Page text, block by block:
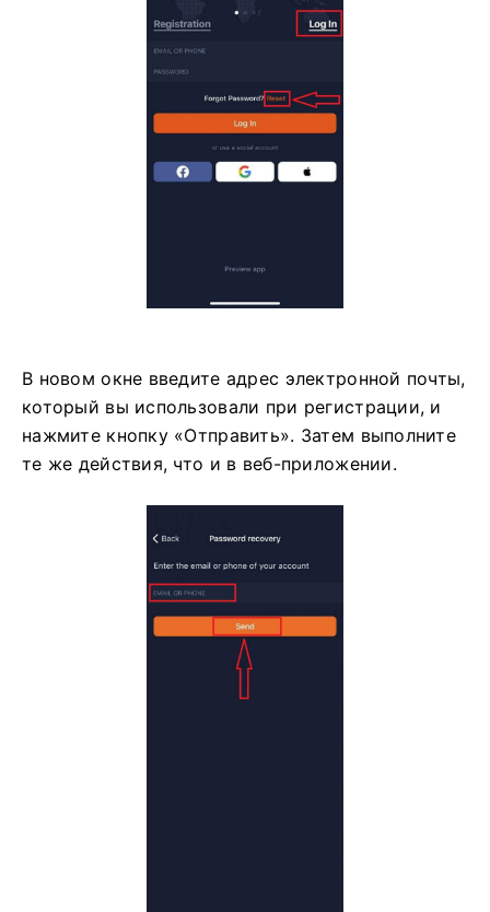
В новом окне введите адрес электронной почты,
который вы использовали при регистрации, и
нажмите кнопку «Отправить». Затем выполните
те же действия, что и в веб-приложении.